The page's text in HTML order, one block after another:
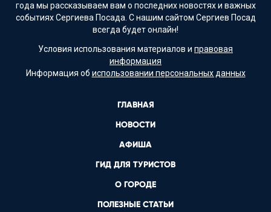
года мы рассказываем вам о последних новостях и важных
событиях Сергиева Посада. С нашим сайтом Сергиев Посад
всегда будет онлайн!
Условия использования материалов и правовая
информация
Информация об использовании персональных данных
ГЛАВНАЯ
НОВОСТИ
АФИША
ГИД ДЛЯ ТУРИСТОВ
О ГОРОДЕ
ПОЛЕЗНЫЕ СТАТЬИ